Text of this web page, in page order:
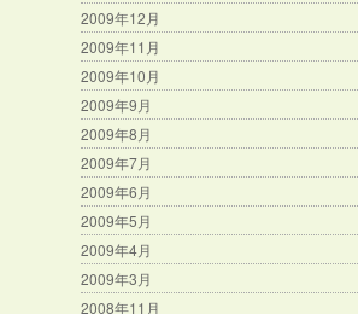
2009年12月
2009年11月
2009年10月
2009年9月
2009年8月
2009年7月
2009年6月
2009年5月
2009年4月
2009年3月
2008年11月